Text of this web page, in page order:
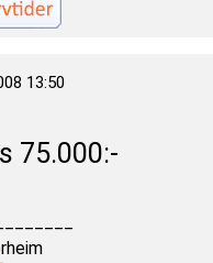
13:50
75.000:-